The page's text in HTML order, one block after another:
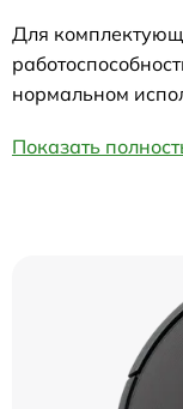
Для
нормальном
Показать